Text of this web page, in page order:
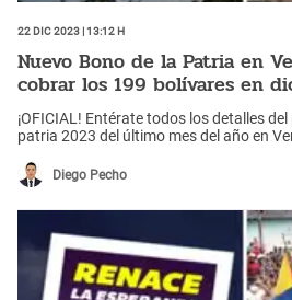
22 Dic 2023 | 13:12 h
Nuevo Bono de la Patria en
cobrar los 199 bolívares en
¡OFICIAL! Entérate todos los detalles
patria 2023 del último mes del año en
Diego Pecho